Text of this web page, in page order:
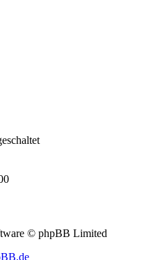
© phpBB Limited